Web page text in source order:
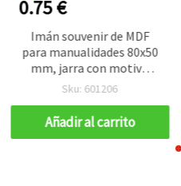
0.75 €
Imán souvenir de MDF
para manualidades 80x50
mm, jarra con motivo
folclórico / surtido MIX
Sku: 601206
Añadir al carrito